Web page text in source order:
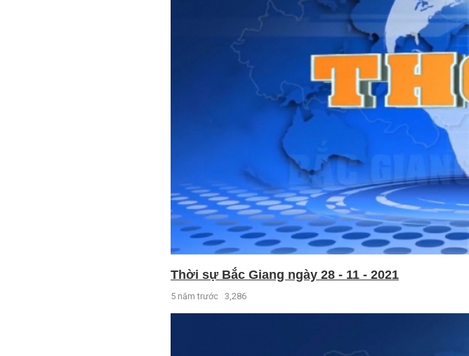
Thời sự Bắc Giang ngày 28 - 11 - 2021
5 năm trước 3,286